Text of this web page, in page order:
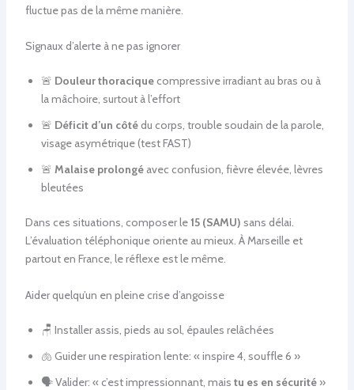
fluctue pas de la même manière.
Signaux d’alerte à ne pas ignorer
🚨 Douleur thoraciquecompressive irradiant au bras ou à
la mâchoire, surtout à l’effort
🚨 Déficit d’un côtédu corps, trouble soudain de la parole,
visage asymétrique (test FAST)
🚨 Malaise prolongéavec confusion, fièvre élevée, lèvres
bleutées
Dans ces situations, composer le15 (SAMU) sans délai.
L’évaluation téléphonique oriente au mieux. À Marseille et
partout en France, le réflexe est le même.
Aider quelqu’un en pleine crise d’angoisse
🪑 Installer assis, pieds au sol, épaules relâchées
🫁 Guider une respiration lente: « inspire 4, souffle 6 »
🗣️ Valider: « c’est impressionnant, mais tu es en sécurité»